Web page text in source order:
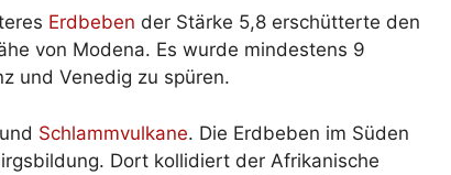
Erdbeben der Stärke 5,8 erschütterte den
von Modena. Es wurde mindestens 9
und Venedig zu spüren.
Schlammvulkane. Die Erdbeben im Süden
Dort kollidiert der Afrikanische